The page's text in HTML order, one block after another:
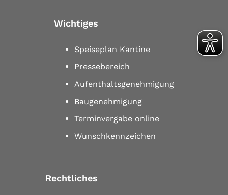
Wichtiges
Speiseplan Kantine
Pressebereich
Aufenthaltsgenehmigung
Baugenehmigung
Terminvergabe online
Wunschkennzeichen
Rechtliches